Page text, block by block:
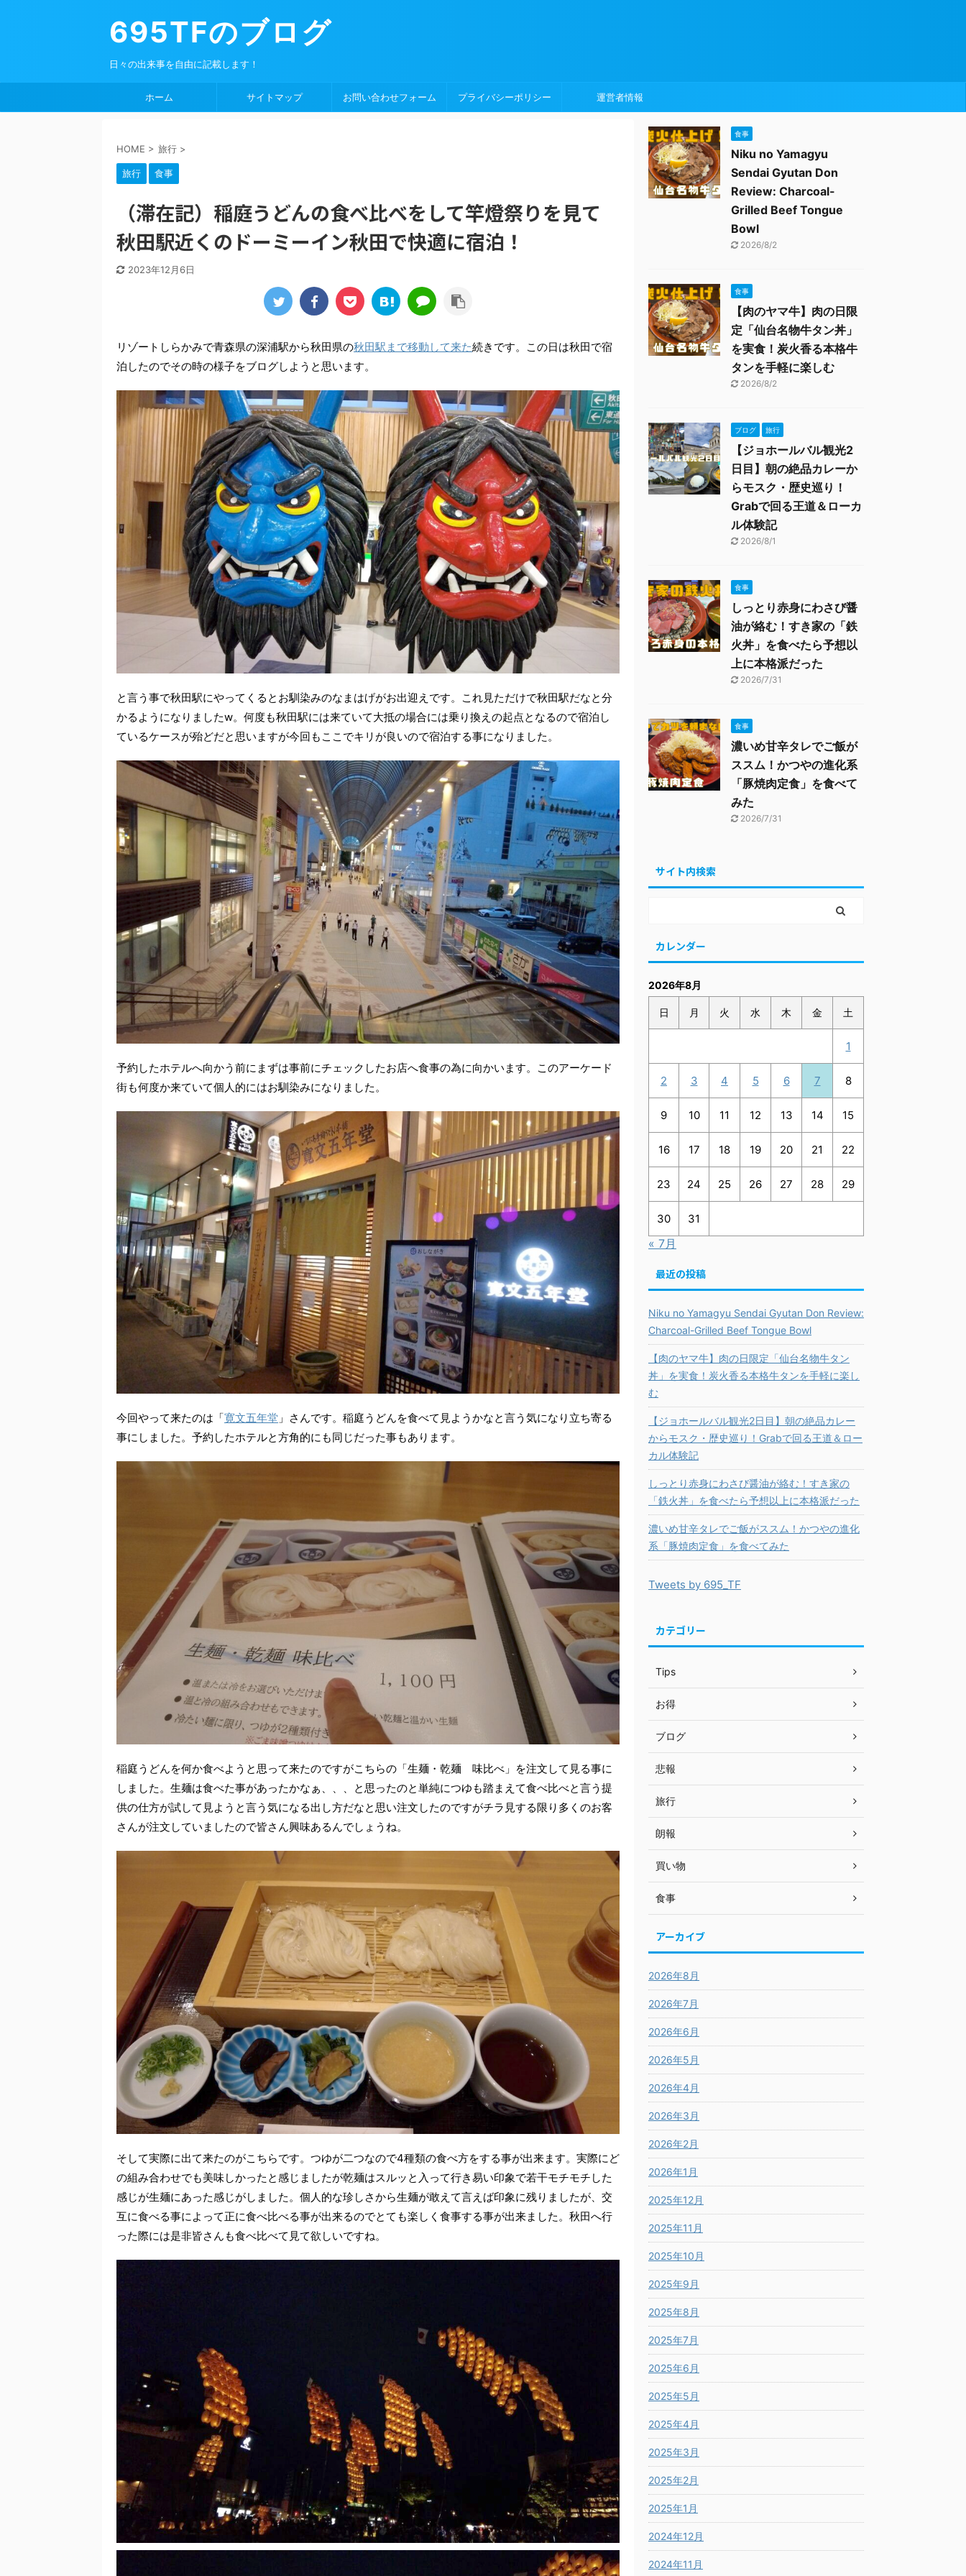
695TFのブログ
日々の出来事を自由に記載します！
ホーム サイトマップ お問い合わせフォーム プライバシーポリシー 運営者情報
HOME > 旅行 >
旅行 食事
（滞在記）稲庭うどんの食べ比べをして竿燈祭りを見て
秋田駅近くのドーミーイン秋田で快適に宿泊！
2023年12月6日
リゾートしらかみで青森県の深浦駅から秋田県の秋田駅まで移動して来た続きです。この日は秋田で宿
泊したのでその時の様子をブログしようと思います。
と言う事で秋田駅にやってくるとお馴染みのなまはげがお出迎えです。これ見ただけで秋田駅だなと分
かるようになりましたw。何度も秋田駅には来ていて大抵の場合には乗り換えの起点となるので宿泊し
ているケースが殆どだと思いますが今回もここでキリが良いので宿泊する事になりました。
予約したホテルへ向かう前にまずは事前にチェックしたお店へ食事の為に向かいます。このアーケード
街も何度か来ていて個人的にはお馴染みになりました。
今回やって来たのは「寛文五年堂 」さんです。稲庭うどんを食べて見ようかなと言う気になり立ち寄る
事にしました。予約したホテルと方角的にも同じだった事もあります。
稲庭うどんを何か食べようと思って来たのですがこちらの「生麺・乾麺 味比べ」を注文して見る事に
しました。生麺は食べた事があったかなぁ、、、と思ったのと単純につゆも踏まえて食べ比べと言う提
供の仕方が試して見ようと言う気になる出し方だなと思い注文したのですがチラ見する限り多くのお客
さんが注文していましたので皆さん興味あるんでしょうね。
そして実際に出て来たのがこちらです。つゆが二つなので4種類の食べ方をする事が出来ます。実際にど
の組み合わせでも美味しかったと感じましたが乾麺はスルッと入って行き易い印象で若干モチモチした
感じが生麺にあった感じがしました。個人的な珍しさから生麺が敢えて言えば印象に残りましたが、交
互に食べる事によって正に食べ比べる事が出来るのでとても楽しく食事する事が出来ました。秋田へ行
った際には是非皆さんも食べ比べて見て欲しいですね。
食事
Niku no Yamagyu
Sendai Gyutan Don
Review: Charcoal-
Grilled Beef Tongue
Bowl
2026/8/2
食事
【肉のヤマ牛】肉の日限
定「仙台名物牛タン丼」
を実食！炭火香る本格牛
タンを手軽に楽しむ
2026/8/2
ブログ 旅行
【ジョホールバル観光2
日目】朝の絶品カレーか
らモスク・歴史巡り！
Grabで回る王道＆ローカ
ル体験記
2026/8/1
食事
しっとり赤身にわさび醤
油が絡む！すき家の「鉄
火丼」を食べたら予想以
上に本格派だった
2026/7/31
食事
濃いめ甘辛タレでご飯が
ススム！かつやの進化系
「豚焼肉定食」を食べて
みた
2026/7/31
サイト内検索
カレンダー
2026年8月
日 月 火 水 木 金 土
1
2 3 4 5 6 7 8
9 10 11 12 13 14 15
16 17 18 19 20 21 22
23 24 25 26 27 28 29
30 31
« 7月
最近の投稿
Niku no Yamagyu Sendai Gyutan Don Review:
Charcoal-Grilled Beef Tongue Bowl
【肉のヤマ牛】肉の日限定「仙台名物牛タン
丼」を実食！炭火香る本格牛タンを手軽に楽し
む
【ジョホールバル観光2日目】朝の絶品カレー
からモスク・歴史巡り！Grabで回る王道＆ロー
カル体験記
しっとり赤身にわさび醤油が絡む！すき家の
「鉄火丼」を食べたら予想以上に本格派だった
濃いめ甘辛タレでご飯がススム！かつやの進化
系「豚焼肉定食」を食べてみた
Tweets by 695_TF
カテゴリー
Tips
お得
ブログ
悲報
旅行
朗報
買い物
食事
アーカイブ
2026年8月
2026年7月
2026年6月
2026年5月
2026年4月
2026年3月
2026年2月
2026年1月
2025年12月
2025年11月
2025年10月
2025年9月
2025年8月
2025年7月
2025年6月
2025年5月
2025年4月
2025年3月
2025年2月
2025年1月
2024年12月
2024年11月